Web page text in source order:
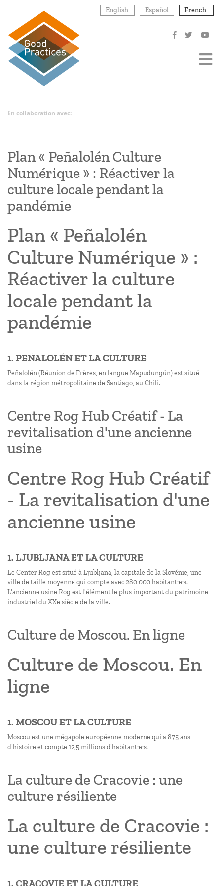
contenu
principal
English Español French
En collaboration avec:
Plan « Peñalolén Culture
Numérique » : Réactiver la
culture locale pendant la
pandémie
Plan « Peñalolén
Culture Numérique » :
Réactiver la culture
locale pendant la
pandémie
1. PEÑALOLÉN ET LA CULTURE
Peñalolén (Réunion de Frères, en langue Mapudungún) est situé
dans la région métropolitaine de Santiago, au Chili.
Centre Rog Hub Créatif - La
revitalisation d'une ancienne
usine
Centre Rog Hub Créatif
- La revitalisation d'une
ancienne usine
1. LJUBLJANA ET LA CULTURE
Le Center Rog est situé à Ljubljana, la capitale de la Slovénie, une
ville de taille moyenne qui compte avec 280 000 habitant·e·s.
L'ancienne usine Rog est l'élément le plus important du patrimoine
industriel du XXe siècle de la ville.
Culture de Moscou. En ligne
Culture de Moscou. En
ligne
1. MOSCOU ET LA CULTURE
Moscou est une mégapole européenne moderne qui a 875 ans
d’histoire et compte 12,5 millions d’habitant·e·s.
La culture de Cracovie : une
culture résiliente
La culture de Cracovie :
une culture résiliente
1. CRACOVIE ET LA CULTURE